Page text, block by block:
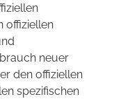
offiziellen
neuer
den offiziellen
spezifischen